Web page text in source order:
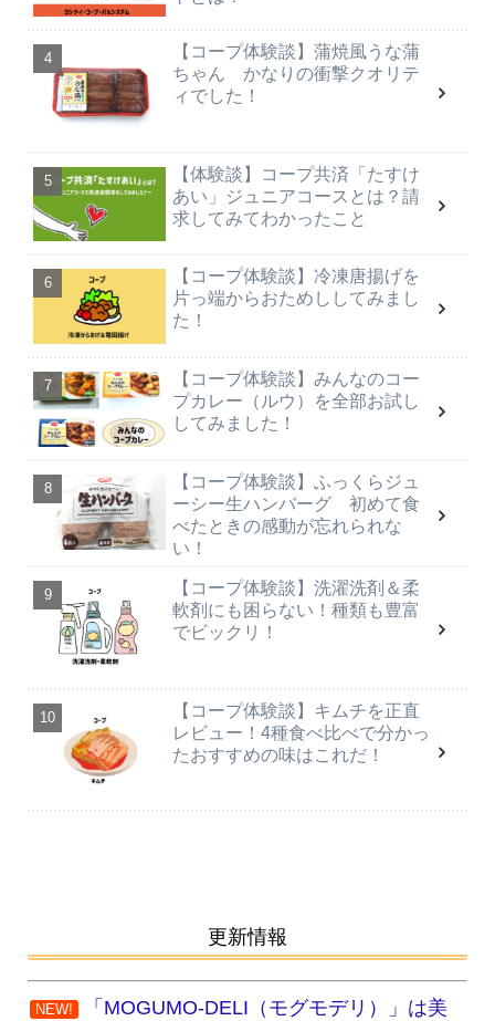
【コープ体験談】蒲焼風うな蒲
ちゃん かなりの衝撃クオリテ
ィでした！
【体験談】コープ共済「たすけ
あい」ジュニアコースとは？請
求してみてわかったこと
【コープ体験談】冷凍唐揚げを
片っ端からおためししてみまし
た！
【コープ体験談】みんなのコー
プカレー（ルウ）を全部お試し
してみました！
【コープ体験談】ふっくらジュ
ーシー生ハンバーグ 初めて食
べたときの感動が忘れられな
い！
【コープ体験談】洗濯洗剤＆柔
軟剤にも困らない！種類も豊富
でビックリ！
【コープ体験談】キムチを正直
レビュー！4種食べ比べで分かっ
たおすすめの味はこれだ！
更新情報
NEW!
「MOGUMO-DELI（モグモデリ）」は美